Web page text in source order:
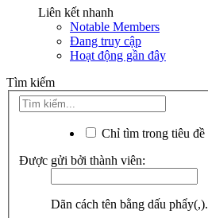
Liên kết nhanh
Notable Members
Đang truy cập
Hoạt động gần đây
Tìm kiếm
Chỉ tìm trong tiêu đề
Được gửi bởi thành viên:
Dãn cách tên bằng dấu phẩy(,).